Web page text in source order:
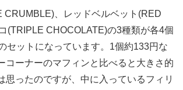
CRUMBLE)、レッドベルベット(RED
(TRIPLE CHOCOLATE)の3種類が各4個
セットになっています。1個約133円な
コーナーのマフィンと比べると大きさ的
思ったのですが、中に入っているフィリ